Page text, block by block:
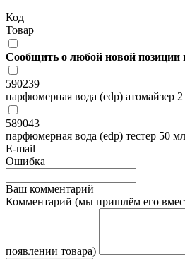
Код
Товар
Сообщить о любой новой позиции
590239
парфюмерная вода (edp) атомайзер
589043
парфюмерная вода (edp) тестер 50 мл
E-mail
Ошибка
Ваш комментарий
Комментарий (мы пришлём его
появлении товара)